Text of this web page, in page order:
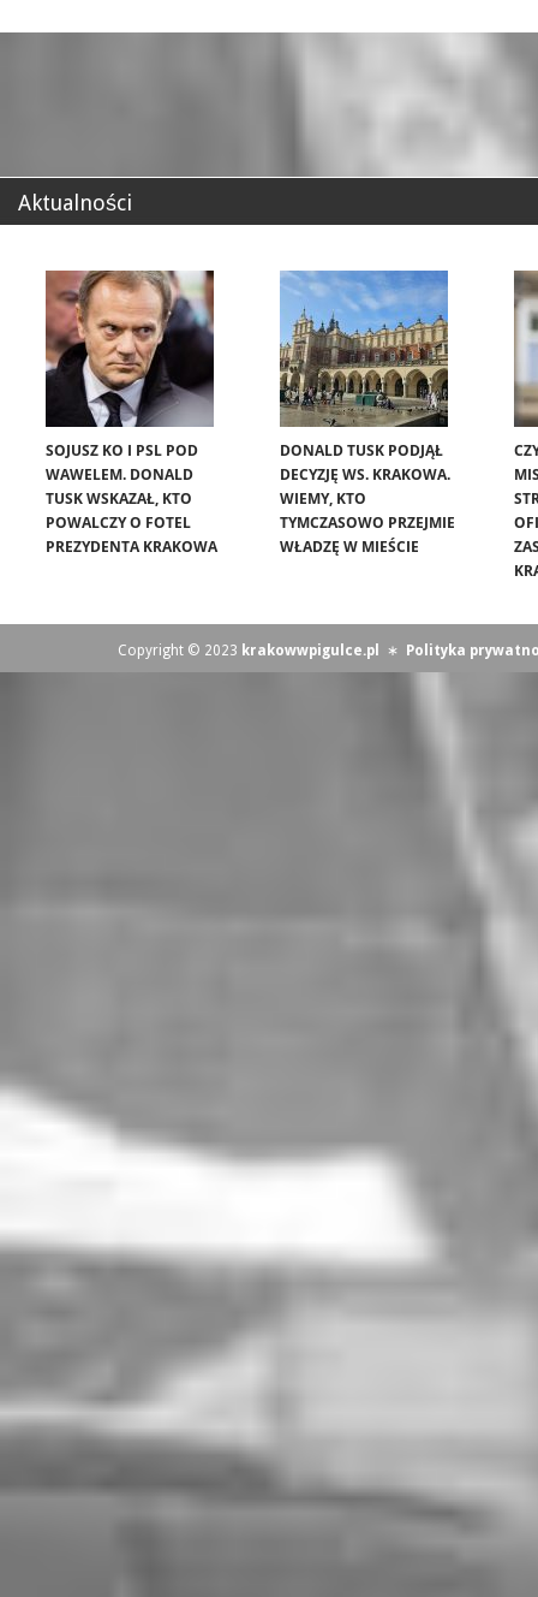
Aktualności
SOJUSZ KO I PSL POD
WAWELEM. DONALD
TUSK WSKAZAŁ, KTO
POWALCZY O FOTEL
PREZYDENTA KRAKOWA
DONALD TUSK PODJĄŁ
DECYZJĘ WS. KRAKOWA.
WIEMY, KTO
TYMCZASOWO PRZEJMIE
WŁADZĘ W MIEŚCIE
Copyright © 2023 krakowwpigulce.pl ∗ Polityka